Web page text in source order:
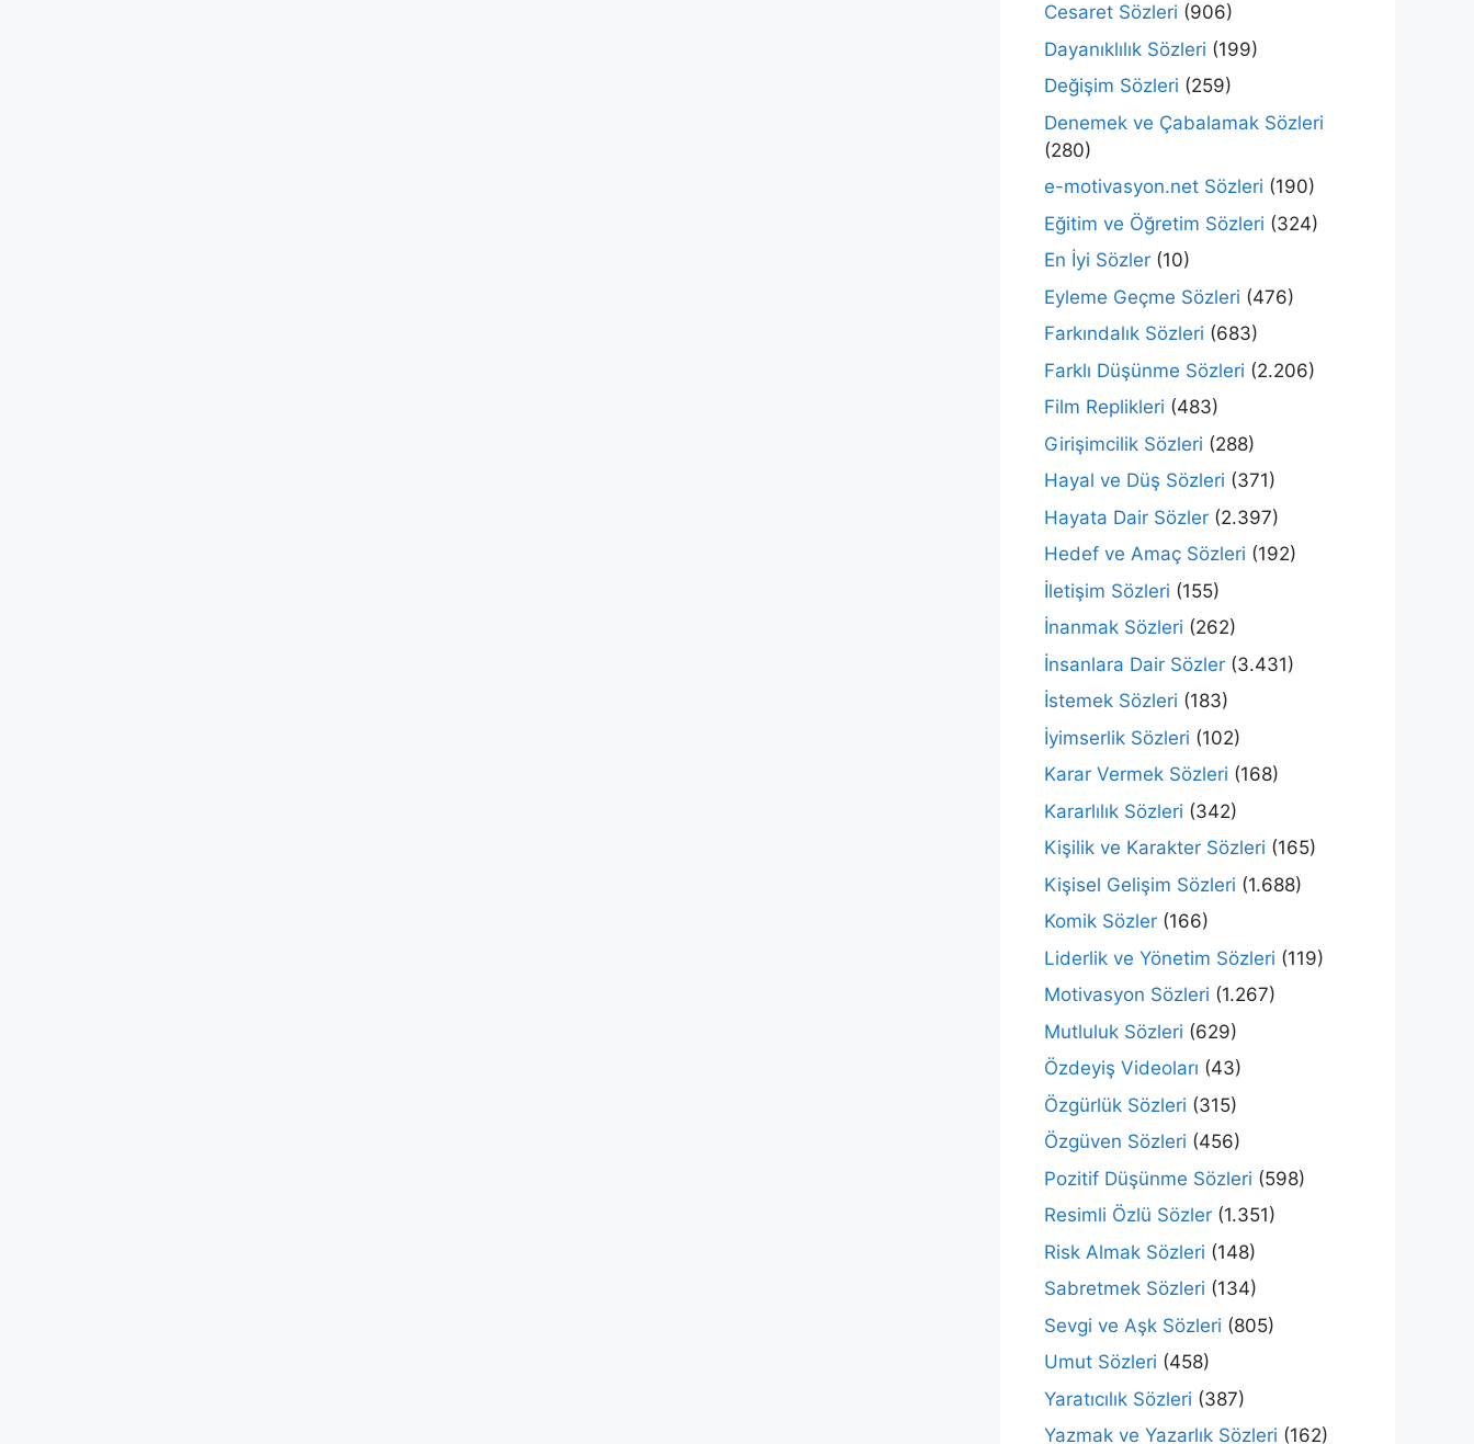
Cesaret Sözleri (906)
Dayanıklılık Sözleri (199)
Değişim Sözleri (259)
Denemek ve Çabalamak Sözleri
(280)
e-motivasyon.net Sözleri (190)
Eğitim ve Öğretim Sözleri (324)
En İyi Sözler (10)
Eyleme Geçme Sözleri (476)
Farkındalık Sözleri (683)
Farklı Düşünme Sözleri (2.206)
Film Replikleri (483)
Girişimcilik Sözleri (288)
Hayal ve Düş Sözleri (371)
Hayata Dair Sözler (2.397)
Hedef ve Amaç Sözleri (192)
İletişim Sözleri (155)
İnanmak Sözleri (262)
İnsanlara Dair Sözler (3.431)
İstemek Sözleri (183)
İyimserlik Sözleri (102)
Karar Vermek Sözleri (168)
Kararlılık Sözleri (342)
Kişilik ve Karakter Sözleri (165)
Kişisel Gelişim Sözleri (1.688)
Komik Sözler (166)
Liderlik ve Yönetim Sözleri (119)
Motivasyon Sözleri (1.267)
Mutluluk Sözleri (629)
Özdeyiş Videoları (43)
Özgürlük Sözleri (315)
Özgüven Sözleri (456)
Pozitif Düşünme Sözleri (598)
Resimli Özlü Sözler (1.351)
Risk Almak Sözleri (148)
Sabretmek Sözleri (134)
Sevgi ve Aşk Sözleri (805)
Umut Sözleri (458)
Yaratıcılık Sözleri (387)
Yazmak ve Yazarlık Sözleri (162)